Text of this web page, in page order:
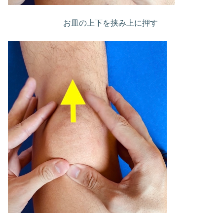
お皿の上下を挟み上に押す